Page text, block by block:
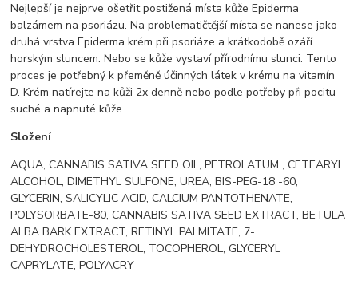
Nejlepší je nejprve ošetřit postižená místa kůže Epiderma
balzámem na psoriázu. Na problematičtější místa se nanese jako
druhá vrstva Epiderma krém při psoriáze a krátkodobě ozáří
horským sluncem. Nebo se kůže vystaví přírodnímu slunci. Tento
proces je potřebný k přeměně účinných látek v krému na vitamín
D. Krém natírejte na kůži 2x denně nebo podle potřeby při pocitu
suché a napnuté kůže.
Složení
AQUA, CANNABIS SATIVA SEED OIL, PETROLATUM , CETEARYL
ALCOHOL, DIMETHYL SULFONE, UREA, BIS-PEG-18 -60,
GLYCERIN, SALICYLIC ACID, CALCIUM PANTOTHENATE,
POLYSORBATE-80, CANNABIS SATIVA SEED EXTRACT, BETULA
ALBA BARK EXTRACT, RETINYL PALMITATE, 7-
DEHYDROCHOLESTEROL, TOCOPHEROL, GLYCERYL
CAPRYLATE, POLYACRY